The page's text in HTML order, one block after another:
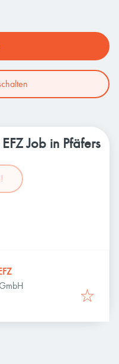
Job in Pfäfers